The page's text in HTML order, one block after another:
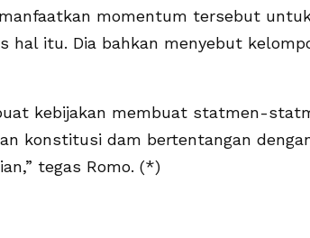
momentum tersebut
hal itu. Dia bahkan menyebut
kebijakan membuat statmen-
konstitusi dam bertentangan
tegas Romo. (*)